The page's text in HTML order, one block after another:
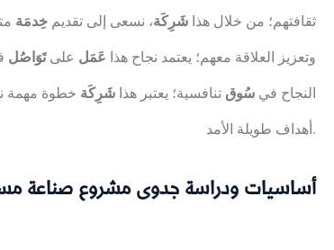
ثقافتهم؛ من خلال هذاشَرِكَة، نسعى إلى تقديمخِدمَة
وتعزيز العلاقة معهم؛ يعتمد نجاح هذا عَمَل علىتَوَاصُل
النجاح فيسُوق تنافسية؛ يعتبر هذاشَرِكَة خطوة مهمة
أهداف طويلة الأمد.
أساسيات ودراسة جدوى مشروع صناعة